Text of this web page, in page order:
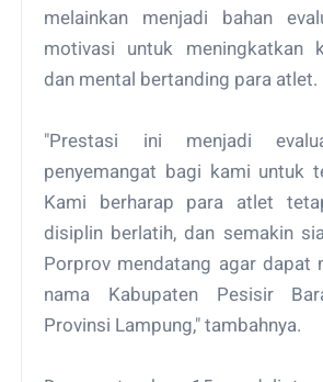
melainkan menjadi bahan
motivasi untuk meningkatkan
dan mental bertanding para atlet.
"Prestasi ini menjadi
penyemangat bagi kami untuk
Kami berharap para atlet
disiplin berlatih, dan semakin
Porprov mendatang agar dapat
nama Kabupaten Pesisir
Provinsi Lampung," tambahnya.